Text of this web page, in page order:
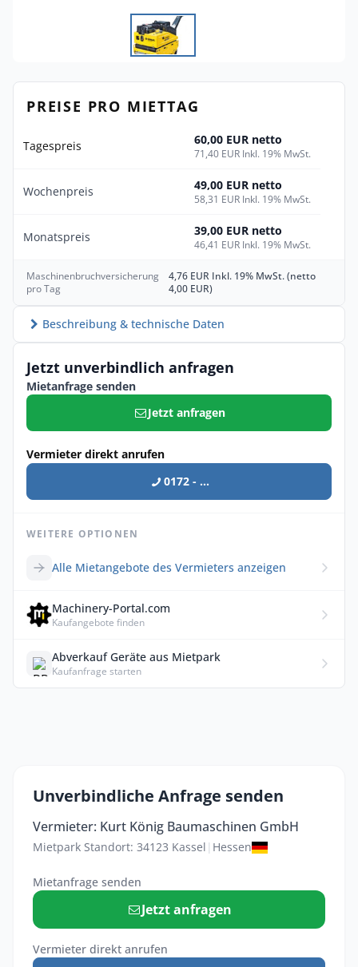
PREISE PRO MIETTAG
Tagespreis 60,00 EUR netto
71,40 EUR Inkl. 19% MwSt.
Wochenpreis 49,00 EUR netto
58,31 EUR Inkl. 19% MwSt.
Monatspreis 39,00 EUR netto
46,41 EUR Inkl. 19% MwSt.
Maschinenbruchversicherung
pro Tag
4,76 EUR Inkl. 19% MwSt. (netto
4,00 EUR)
Beschreibung & technische Daten
Jetzt unverbindlich anfragen
Mietanfrage senden
Jetzt anfragen
Vermieter direkt anrufen
0172 - ...
WEITERE OPTIONEN
Alle Mietangebote des Vermieters anzeigen
Machinery-Portal.com
Kaufangebote finden
Abverkauf Geräte aus Mietpark
Kaufanfrage starten
Unverbindliche Anfrage senden
Vermieter: Kurt König Baumaschinen GmbH
Mietpark Standort: 34123 Kassel | Hessen
Mietanfrage senden
Jetzt anfragen
Vermieter direkt anrufen